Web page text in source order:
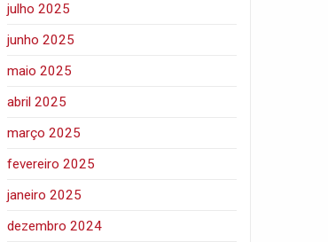
julho 2025
junho 2025
maio 2025
abril 2025
março 2025
fevereiro 2025
janeiro 2025
dezembro 2024